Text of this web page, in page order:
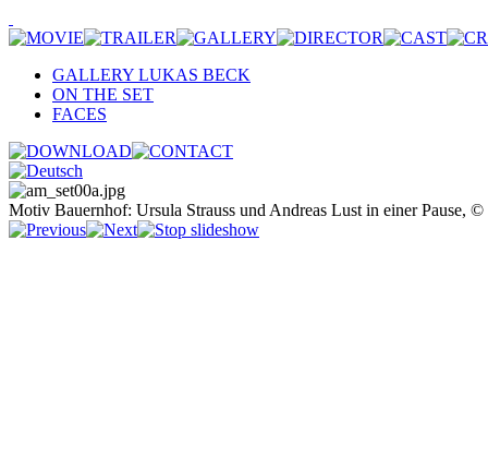
GALLERY LUKAS BECK
ON THE SET
FACES
Motiv Bauernhof: Ursula Strauss und Andreas Lust in einer Pause,